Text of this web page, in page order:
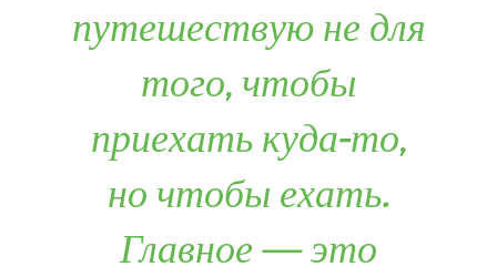
путешествую не для
того, чтобы
приехать куда-то,
но чтобы ехать.
Главное — это